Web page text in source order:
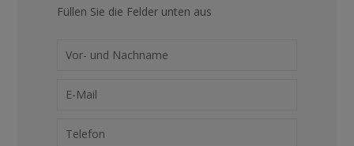
Füllen Sie die Felder unten aus